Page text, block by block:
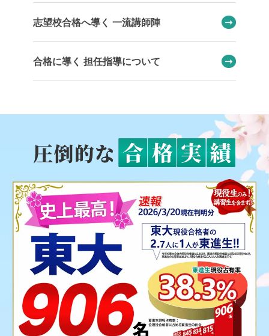
志望校合格へ導く 一流講師陣
合格に導く 担任指導について